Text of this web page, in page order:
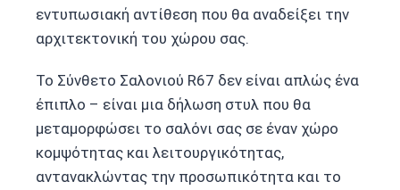
εντυπωσιακή αντίθεση που θα αναδείξει την
αρχιτεκτονική του χώρου σας.
Το Σύνθετο Σαλονιού R67 δεν είναι απλώς ένα
έπιπλο – είναι μια δήλωση στυλ που θα
μεταμορφώσει το σαλόνι σας σε έναν χώρο
κομψότητας και λειτουργικότητας,
αντανακλώντας την προσωπικότητα και το